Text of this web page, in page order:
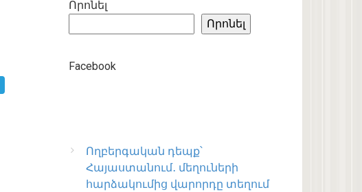
Որոնել
Որոնել
Facebook
Ողբերգական դեպք՝
Հայաստանում․ մեղուների
հարձակումից վարորդը տեղում